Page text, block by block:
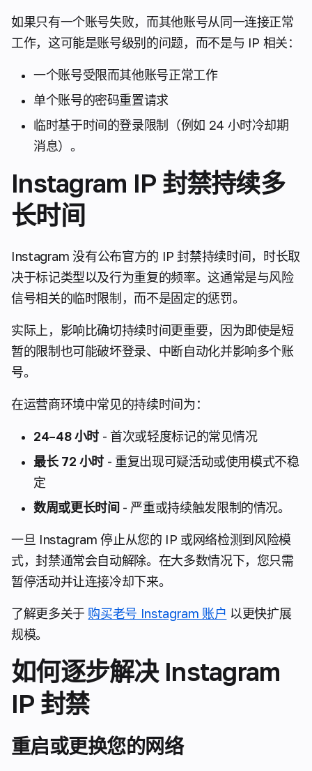
如果只有一个账号失败，而其他账号从同一连接正常
工作，这可能是账号级别的问题，而不是与 IP 相关：
一个账号受限而其他账号正常工作
单个账号的密码重置请求
临时基于时间的登录限制（例如 24 小时冷却期
消息）。
Instagram IP 封禁持续多
长时间
Instagram 没有公布官方的 IP 封禁持续时间，时长取
决于标记类型以及行为重复的频率。这通常是与风险
信号相关的临时限制，而不是固定的惩罚。
实际上，影响比确切持续时间更重要，因为即使是短
暂的限制也可能破坏登录、中断自动化并影响多个账
号。
在运营商环境中常见的持续时间为：
24–48 小时 - 首次或轻度标记的常见情况
最长 72 小时 - 重复出现可疑活动或使用模式不稳
定
数周或更长时间 - 严重或持续触发限制的情况。
一旦 Instagram 停止从您的 IP 或网络检测到风险模
式，封禁通常会自动解除。在大多数情况下，您只需
暂停活动并让连接冷却下来。
了解更多关于 购买老号 Instagram 账户 以更快扩展
规模。
如何逐步解决 Instagram
IP 封禁
重启或更换您的网络